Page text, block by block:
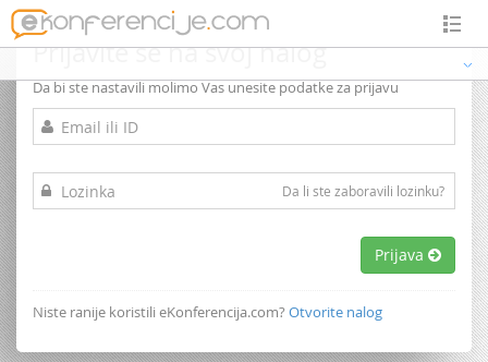
Prijavite se na svoj nalog
Da bi ste nastavili molimo Vas unesite podatke za prijavu
Da li ste zaboravili lozinku?
Prijava
Niste ranije koristili eKonferencija.com? Otvorite nalog